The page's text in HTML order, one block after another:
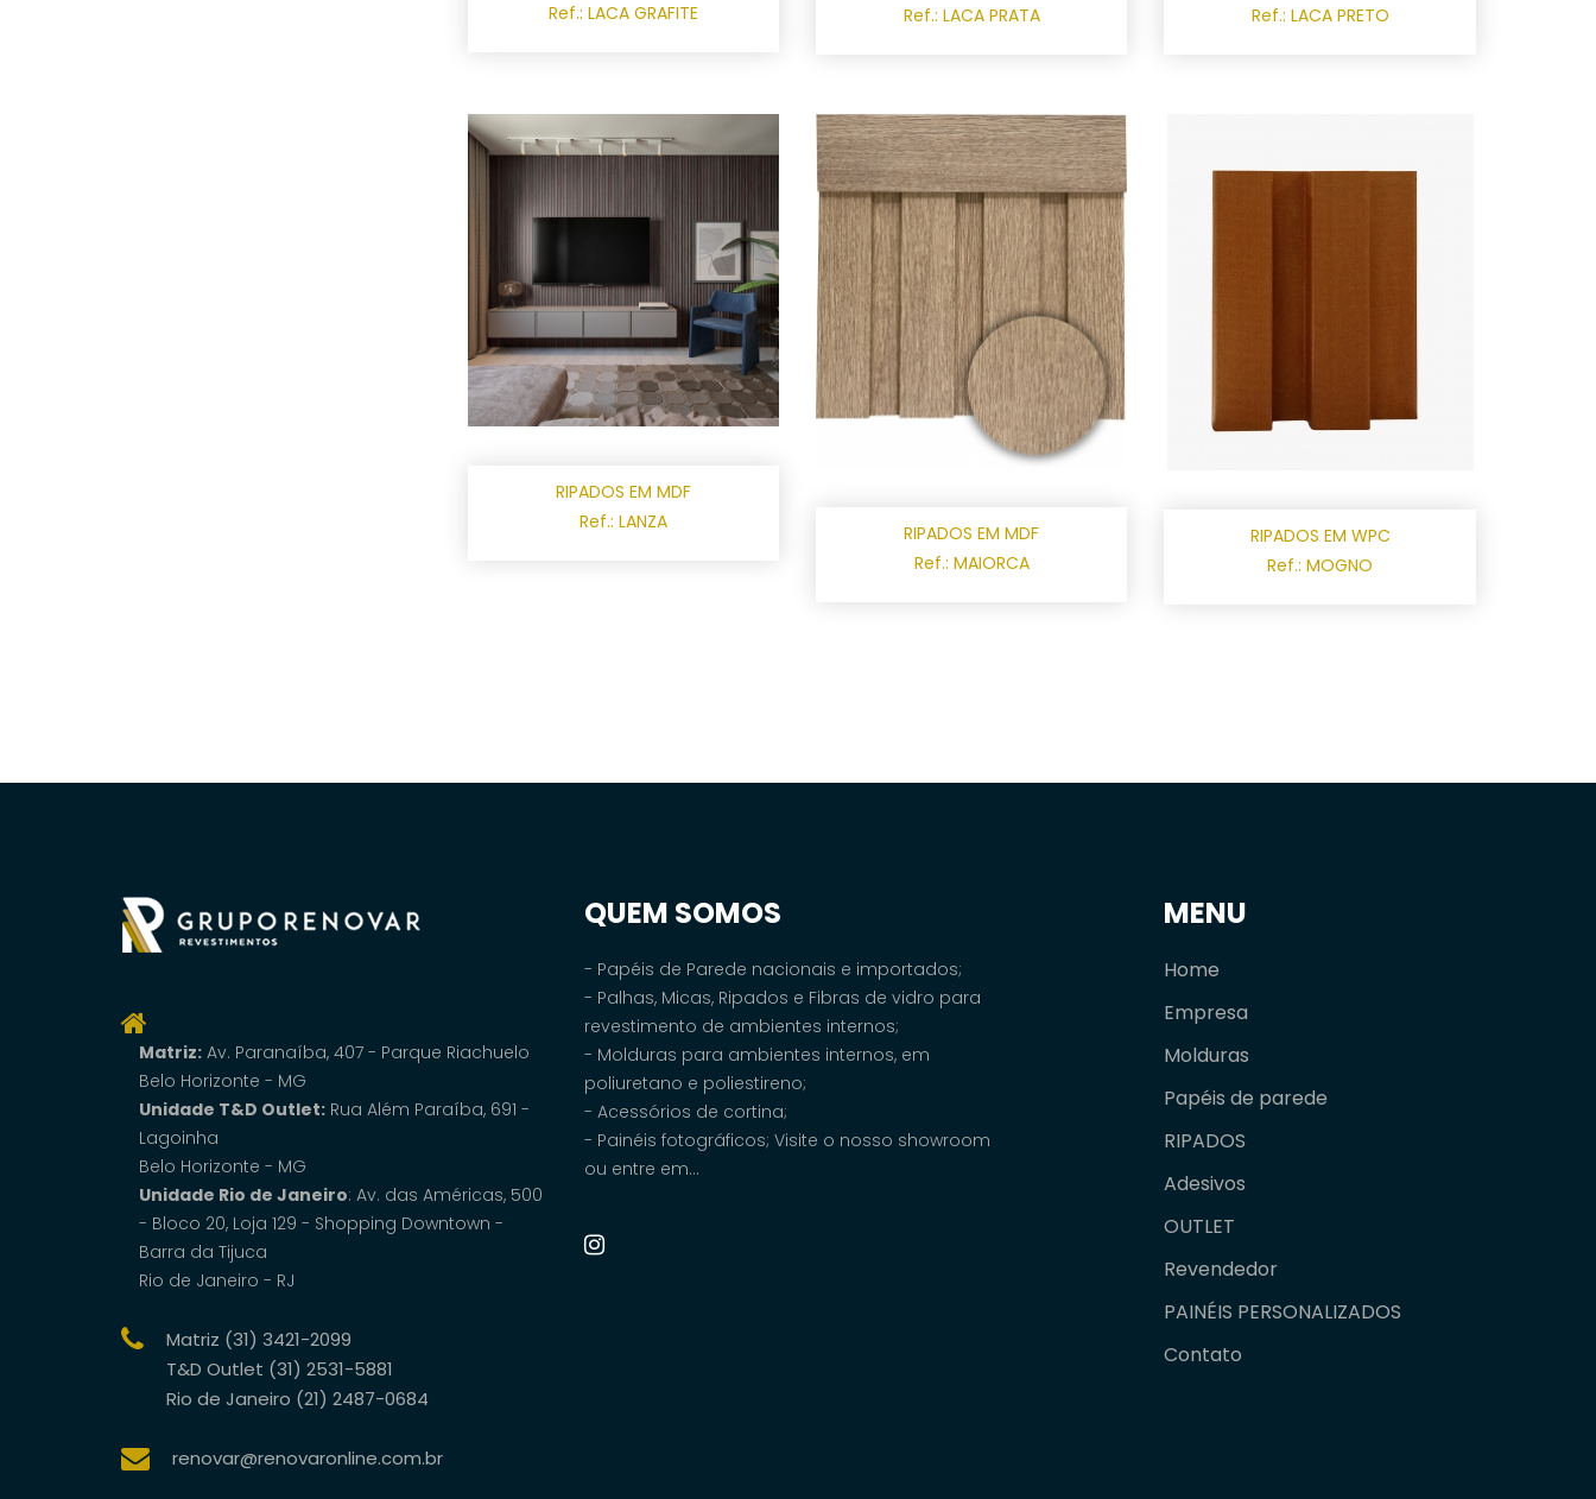
Ref.: LACA GRAFITE
Ref.: LACA PRATA
Ref.: LACA PRETO
RIPADOS EM MDF
Ref.: LANZA
RIPADOS EM MDF
Ref.: MAIORCA
RIPADOS EM WPC
Ref.: MOGNO
Matriz: Av. Paranaí­ba, 407 - Parque Riachuelo
Belo Horizonte - MG
Unidade T&D Outlet: Rua Além Paraíba, 691 -
Lagoinha
Belo Horizonte - MG
Unidade Rio de Janeiro: Av. das Américas, 500
- Bloco 20, Loja 129 - Shopping Downtown -
Barra da Tijuca
Rio de Janeiro - RJ
Matriz (31) 3421-2099
T&D Outlet (31) 2531-5881
Rio de Janeiro (21) 2487-0684
renovar@renovaronline.com.br
QUEM SOMOS
- Papéis de Parede nacionais e importados;
- Palhas, Micas, Ripados e Fibras de vidro para
revestimento de ambientes internos;
- Molduras para ambientes internos, em
poliuretano e poliestireno;
- Acessórios de cortina;
- Painéis fotográficos; Visite o nosso showroom
ou entre em...
MENU
Home
Empresa
Molduras
Papéis de parede
RIPADOS
Adesivos
OUTLET
Revendedor
PAINÉIS PERSONALIZADOS
Contato